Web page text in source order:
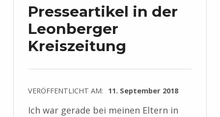
Presseartikel in der
Leonberger
Kreiszeitung
VERÖFFENTLICHT AM: 11. September 2018
Ich war gerade bei meinen Eltern in